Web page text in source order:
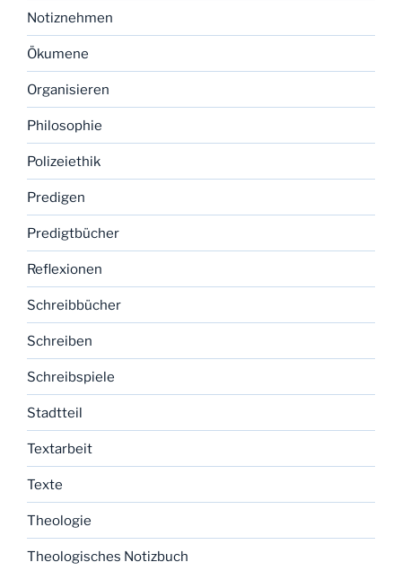
Notiznehmen
Ökumene
Organisieren
Philosophie
Polizeiethik
Predigen
Predigtbücher
Reflexionen
Schreibbücher
Schreiben
Schreibspiele
Stadtteil
Textarbeit
Texte
Theologie
Theologisches Notizbuch